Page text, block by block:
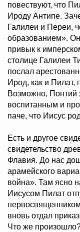
повествуют, что
Ироду Антипе.
Галилеи и Переи,
образованием».
привык к
столице Галилеи
послал
Ирод, как и Пилат,
Возможно, Понтий
воспитанным и
паче, что Иисус
Есть и другое
свидетельство
Флавия. До нас
арамейского
война». Там ясно
Иисусом Пилат
вновь отдал
Что же